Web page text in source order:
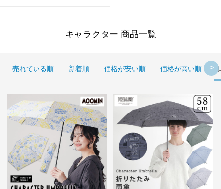
キャラクター 商品一覧
売れている順 新着順 価格が安い順 価格が高い順